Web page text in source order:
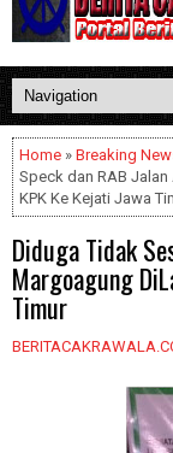
Home » Breaking
Speck dan RAB
KPK Ke Kejati Jawa
Diduga Tidak
Margoagung
Timur